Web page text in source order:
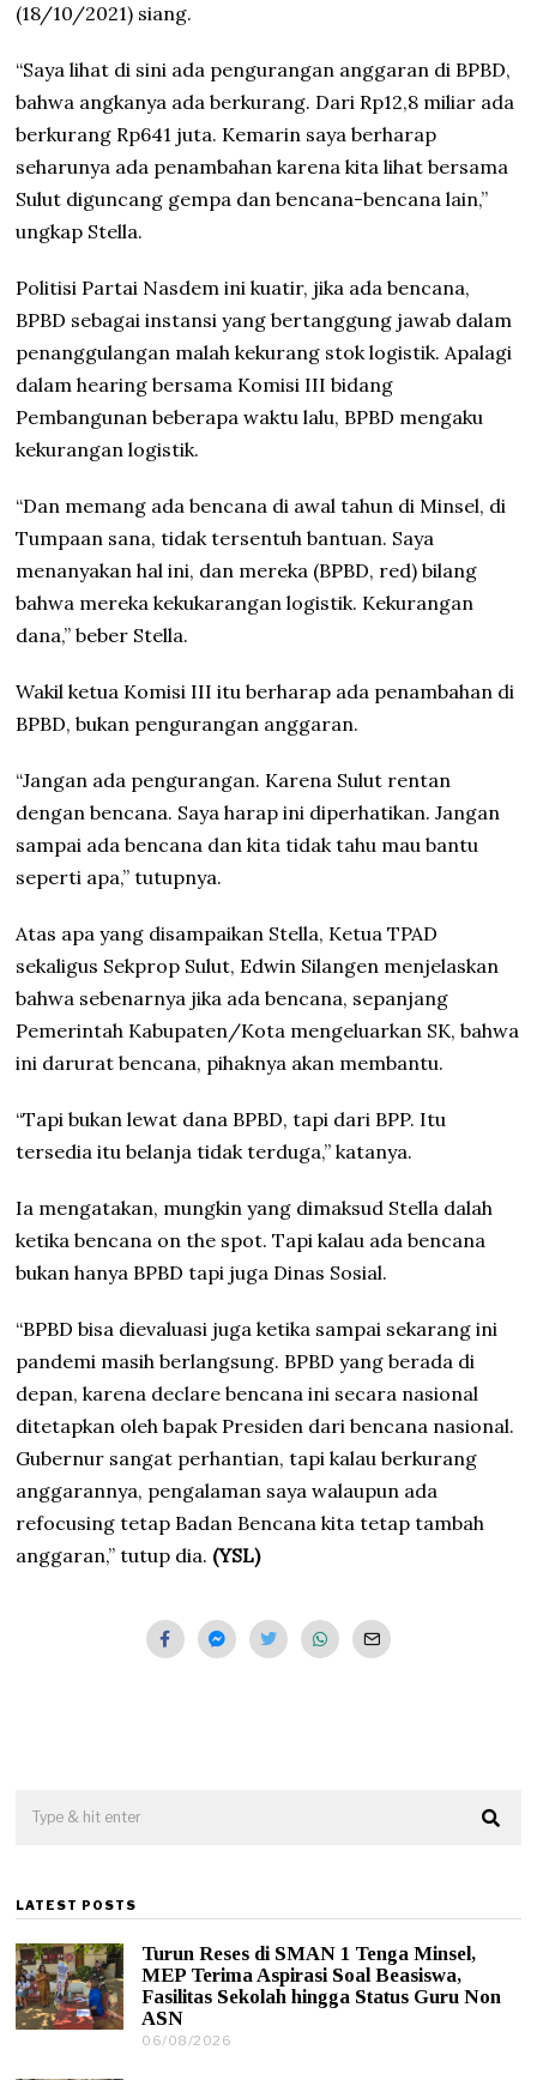
(18/10/2021) siang.
“Saya lihat di sini ada pengurangan anggaran di BPBD,
bahwa angkanya ada berkurang. Dari Rp12,8 miliar ada
berkurang Rp641 juta. Kemarin saya berharap
seharunya ada penambahan karena kita lihat bersama
Sulut diguncang gempa dan bencana-bencana lain,”
ungkap Stella.
Politisi Partai Nasdem ini kuatir, jika ada bencana,
BPBD sebagai instansi yang bertanggung jawab dalam
penanggulangan malah kekurang stok logistik. Apalagi
dalam hearing bersama Komisi III bidang
Pembangunan beberapa waktu lalu, BPBD mengaku
kekurangan logistik.
“Dan memang ada bencana di awal tahun di Minsel, di
Tumpaan sana, tidak tersentuh bantuan. Saya
menanyakan hal ini, dan mereka (BPBD, red) bilang
bahwa mereka kekukarangan logistik. Kekurangan
dana,” beber Stella.
Wakil ketua Komisi III itu berharap ada penambahan di
BPBD, bukan pengurangan anggaran.
“Jangan ada pengurangan. Karena Sulut rentan
dengan bencana. Saya harap ini diperhatikan. Jangan
sampai ada bencana dan kita tidak tahu mau bantu
seperti apa,” tutupnya.
Atas apa yang disampaikan Stella, Ketua TPAD
sekaligus Sekprop Sulut, Edwin Silangen menjelaskan
bahwa sebenarnya jika ada bencana, sepanjang
Pemerintah Kabupaten/Kota mengeluarkan SK, bahwa
ini darurat bencana, pihaknya akan membantu.
“Tapi bukan lewat dana BPBD, tapi dari BPP. Itu
tersedia itu belanja tidak terduga,” katanya.
Ia mengatakan, mungkin yang dimaksud Stella dalah
ketika bencana on the spot. Tapi kalau ada bencana
bukan hanya BPBD tapi juga Dinas Sosial.
“BPBD bisa dievaluasi juga ketika sampai sekarang ini
pandemi masih berlangsung. BPBD yang berada di
depan, karena declare bencana ini secara nasional
ditetapkan oleh bapak Presiden dari bencana nasional.
Gubernur sangat perhantian, tapi kalau berkurang
anggarannya, pengalaman saya walaupun ada
refocusing tetap Badan Bencana kita tetap tambah
anggaran,” tutup dia. (YSL)
LATEST POSTS
Turun Reses di SMAN 1 Tenga Minsel,
MEP Terima Aspirasi Soal Beasiswa,
Fasilitas Sekolah hingga Status Guru Non
ASN
06/08/2026